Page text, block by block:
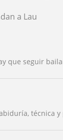
a Lau
que seguir
técnica y